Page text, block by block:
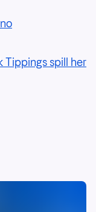
Tippings spill her